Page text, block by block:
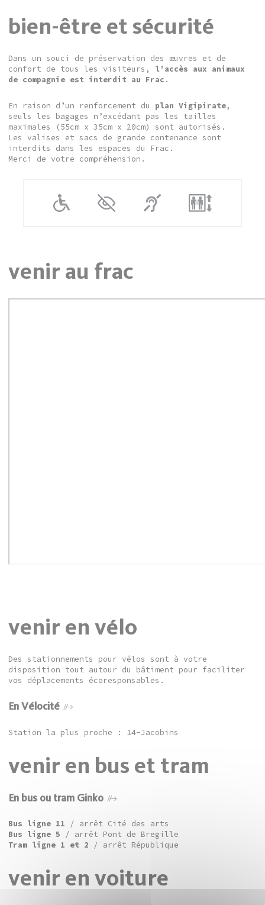
bien-être et sécurité
Dans un souci de préservation des œuvres et de
confort de tous les visiteurs, l'accès aux animaux
de compagnie est interdit au Frac .
En raison d’un renforcement du plan Vigipirate,
seuls les bagages n’excédant pas les tailles
maximales (55cm x 35cm x 20cm) sont autorisés.
Les valises et sacs de grande contenance sont
interdits dans les espaces du Frac.
Merci de votre compréhension.
venir au frac
venir en vélo
Des stationnements pour vélos sont à votre
disposition tout autour du bâtiment pour faciliter
vos déplacements écoresponsables.
En Vélocité
Station la plus proche : 14-Jacobins
venir en bus et tram
En bus ou tram Ginko
Bus ligne 11 / arrêt Cité des arts
Bus ligne 5 / arrêt Pont de Bregille
Tram ligne 1 et 2 / arrêt République
venir en voiture